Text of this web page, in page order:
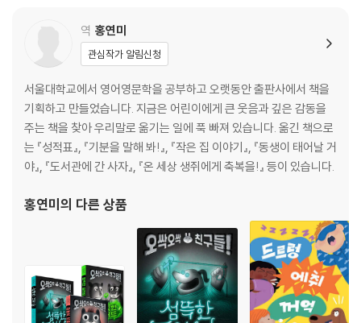
역 홍연미
관심작가 알림신청
서울대학교에서 영어영문학을 공부하고 오랫동안 출판사에서 책을
기획하고 만들었습니다. 지금은 어린이에게 큰 웃음과 깊은 감동을
주는 책을 찾아 우리말로 옮기는 일에 푹 빠져 있습니다. 옮긴 책으로
는 『성적표』, 『기분을 말해 봐!』, 『작은 집 이야기』, 『동생이 태어날 거
야』, 『도서관에 간 사자』, 『온 세상 생쥐에게 축복을!』 등이 있습니다.
홍연미 의 다른 상품